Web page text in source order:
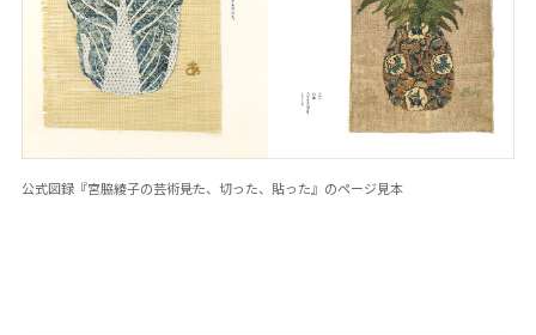
公式図録『宮脇綾子の芸術――見た、切った、貼った』のページ見本